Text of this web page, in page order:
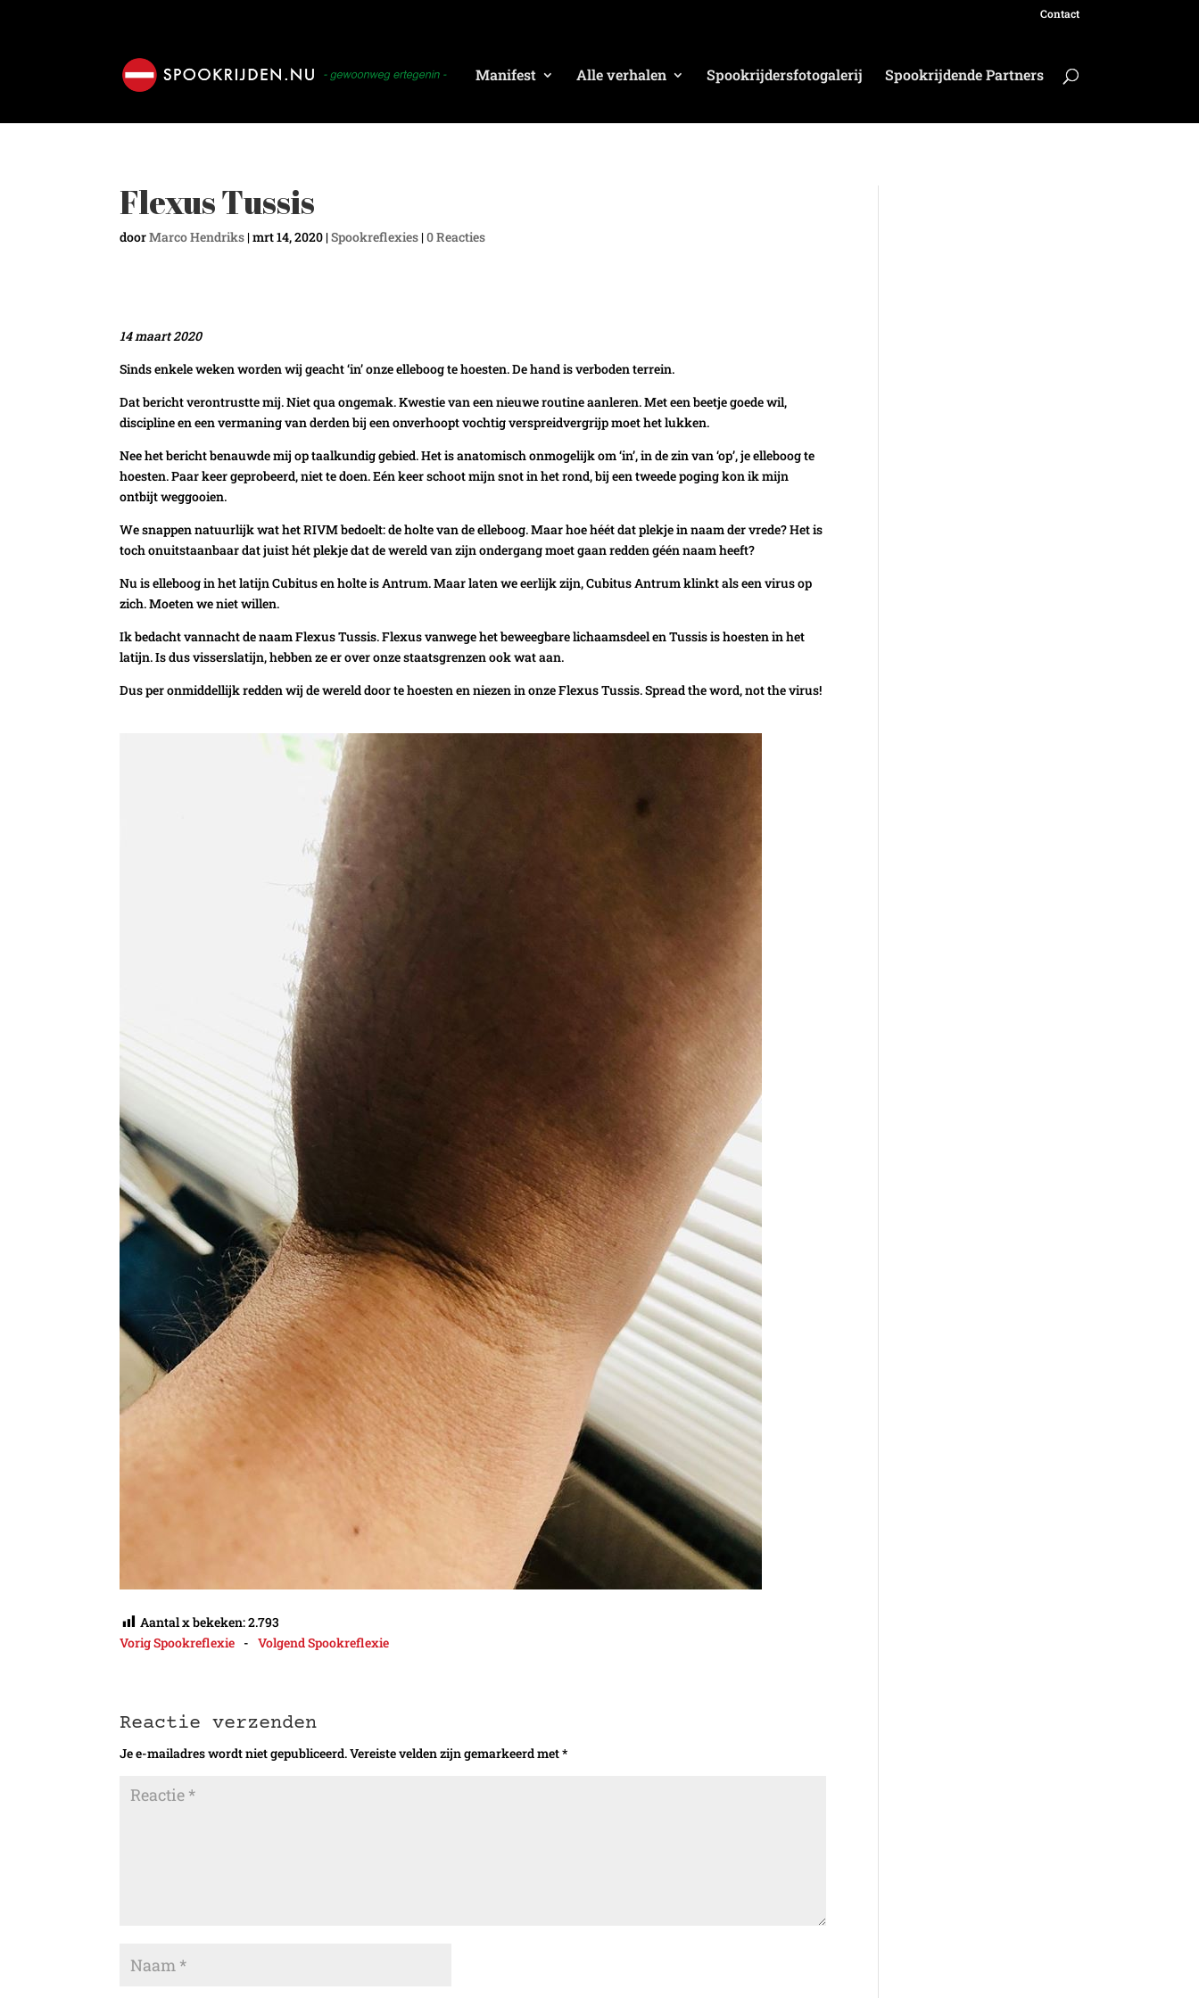
Contact
Manifest Alle verhalen Spookrijdersfotogalerij Spookrijdende Partners
Flexus Tussis
doorMarco Hendriks |mrt 14, 2020 |Spookreflexies |0 Reacties
14 maart 2020
Sinds enkele weken worden wij geacht ‘in’ onze elleboog te hoesten. De hand is verboden terrein.
Dat bericht verontrustte mij. Niet qua ongemak. Kwestie van een nieuwe routine aanleren. Met een beetje goede wil,
discipline en een vermaning van derden bij een onverhoopt vochtig verspreidvergrijp moet het lukken.
Nee het bericht benauwde mij op taalkundig gebied. Het is anatomisch onmogelijk om ‘in’, in de zin van ‘op’, je elleboog te
hoesten. Paar keer geprobeerd, niet te doen. Eén keer schoot mijn snot in het rond, bij een tweede poging kon ik mijn
ontbijt weggooien.
We snappen natuurlijk wat het RIVM bedoelt: de holte van de elleboog. Maar hoe héét dat plekje in naam der vrede? Het is
toch onuitstaanbaar dat juist hét plekje dat de wereld van zijn ondergang moet gaan redden géén naam heeft?
Nu is elleboog in het latijn Cubitus en holte is Antrum. Maar laten we eerlijk zijn, Cubitus Antrum klinkt als een virus op
zich. Moeten we niet willen.
Ik bedacht vannacht de naam Flexus Tussis. Flexus vanwege het beweegbare lichaamsdeel en Tussis is hoesten in het
latijn. Is dus visserslatijn, hebben ze er over onze staatsgrenzen ook wat aan.
Dus per onmiddellijk redden wij de wereld door te hoesten en niezen in onze Flexus Tussis. Spread the word, not the virus!
Aantal x bekeken:2.793
Vorig Spookreflexie - Volgend Spookreflexie
Reactie verzenden
Je e-mailadres wordt niet gepubliceerd.Vereiste velden zijn gemarkeerd met*